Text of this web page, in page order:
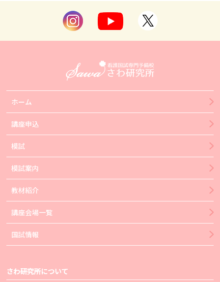
ホーム
講座申込
模試
模試案内
教材紹介
講座会場一覧
国試情報
さわ研究所について